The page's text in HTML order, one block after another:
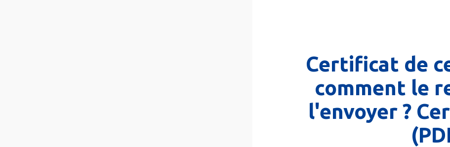
Certificat de
comment le
l'envoyer ?